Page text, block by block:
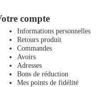
compte
Informations personnelles
Retours produit
Commandes
Avoirs
Adresses
Bons de réduction
Mes points de fidélité